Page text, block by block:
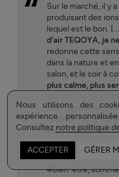
Nous utilisons des
expérience
Consultez notre politique
ACCEPTER GÉRER
Sur le marché, il y
produisant des
lequel est le bon.
d'air TEQOYA, je
redonne cette
dans la nature et
salon, et le soir à
plus calme, plus
s'en rapproche,
explose ! Je le
vous-même, vous
Benoit Thome,
#Bien-être,